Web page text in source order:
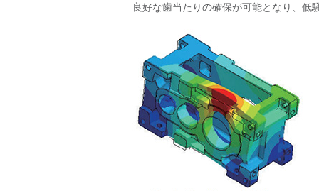
良好な歯当たりの確保が可能となり、低